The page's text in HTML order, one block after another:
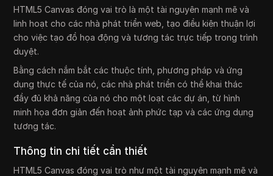
HTML5 Canvas đóng vai trò là một tài nguyên mạnh mẽ và
linh hoạt cho các nhà phát triển web, tạo điều kiện thuận lợi
cho việc tạo đồ họa động và tương tác trực tiếp trong trình
duyệt.
Bằng cách nắm bắt các thuộc tính, phương pháp và ứng
dụng thực tế của nó, các nhà phát triển có thể khai thác
đầy đủ khả năng của nó cho một loạt các dự án, từ hình
minh họa đơn giản đến hoạt ảnh phức tạp và các ứng dụng
tương tác.
Thông tin chi tiết cần thiết
HTML5 Canvas đóng vai trò như một tài nguyên mạnh mẽ và